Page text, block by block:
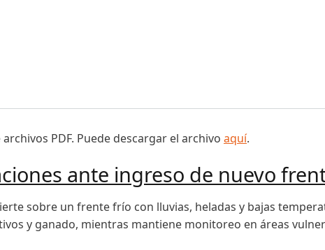
PDF. Puede descargar el archivo aquí.
ante ingreso de nuevo
sobre un frente frío con lluvias, heladas y bajas
y ganado, mientras mantiene monitoreo en áreas